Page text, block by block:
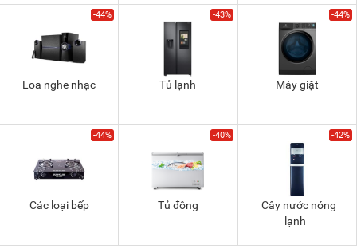
-44%
Loa nghe nhạc
-43%
Tủ lạnh
-44%
Máy giặt
-44%
Các loại bếp
-40%
Tủ đông
-42%
Cây nước nóng
lạnh